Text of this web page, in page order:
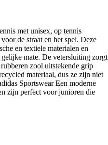
met unisex, op tennis
de straat en het spel. Deze
en textiele materialen en
mate. De vetersluiting zorgt
zool uitstekende grip
materiaal, dus ze zijn niet
Sportswear Een moderne
zijn perfect voor junioren die